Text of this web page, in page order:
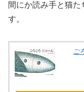
間にか読み手と猫
す。
ご